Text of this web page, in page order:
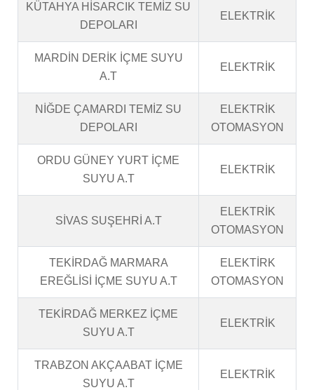
KÜTAHYA HİSARCIK TEMİZ SU
DEPOLARI
ELEKTRİK
MARDİN DERİK İÇME SUYU
A.T
ELEKTRİK
NİĞDE ÇAMARDI TEMİZ SU
DEPOLARI
ELEKTRİK
OTOMASYON
ORDU GÜNEY YURT İÇME
SUYU A.T
ELEKTRİK
SİVAS SUŞEHRİ A.T
ELEKTRİK
OTOMASYON
TEKİRDAĞ MARMARA
EREĞLİSİ İÇME SUYU A.T
ELEKTİRK
OTOMASYON
TEKİRDAĞ MERKEZ İÇME
SUYU A.T
ELEKTRİK
TRABZON AKÇAABAT İÇME
SUYU A.T
ELEKTRİK